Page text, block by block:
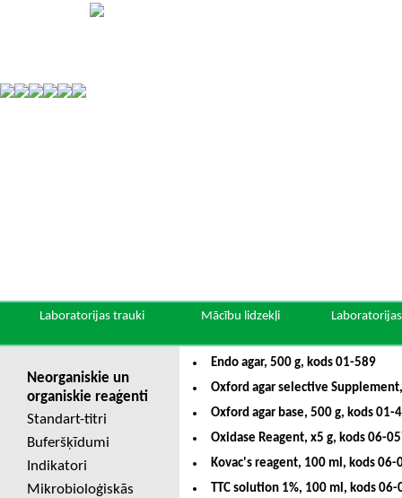
Laboratorijas trauki Mācību lidzekļi
Neorganiskie un
organiskie reaģenti
Standart-titri
Buferšķīdumi
Indikatori
Mikrobioloģiskās
Endo agar, 500 g, kods 01-589
Oxford agar selective
Oxford agar base, 500 g, kods 01-
Oxidase Reagent, x5 g, kods 06-
Kovac's reagent, 100 ml, kods 06-
TTC solution 1%, 100 ml, kods